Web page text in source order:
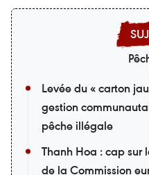
Levée du « carton
gestion
pêche illégale
Thanh Hoa : cap sur
de la Commission